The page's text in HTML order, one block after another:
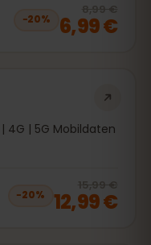
−20%
8,99 €
6,99 €
4G | 5G Mobildaten
−20%
15,99 €
12,99 €